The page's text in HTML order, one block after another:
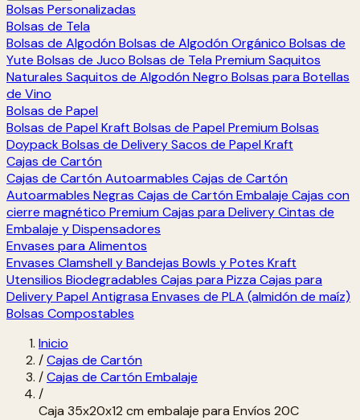
Bolsas Personalizadas
Bolsas de Tela
Bolsas de Algodón Bolsas de Algodón Orgánico Bolsas de
Yute Bolsas de Juco Bolsas de Tela Premium Saquitos
Naturales Saquitos de Algodón Negro Bolsas para Botellas
de Vino
Bolsas de Papel
Bolsas de Papel Kraft Bolsas de Papel Premium Bolsas
DoypackBolsas de DeliverySacos de Papel Kraft
Cajas de Cartón
Cajas de Cartón Autoarmables Cajas de Cartón
Autoarmables Negras Cajas de Cartón Embalaje Cajas con
cierre magnético Premium Cajas para DeliveryCintas de
Embalaje y Dispensadores
Envases para Alimentos
Envases Clamshell y Bandejas Bowls y Potes Kraft
Utensilios Biodegradables Cajas para Pizza Cajas para
DeliveryPapel Antigrasa Envases de PLA (almidón de maíz)
Bolsas Compostables
Inicio
/Cajas de Cartón
/Cajas de Cartón Embalaje
/
Caja 35x20x12 cm embalaje para Envíos 20C